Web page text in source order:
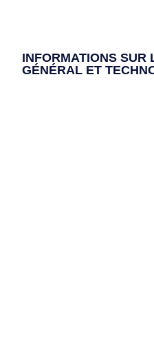
INFORMATIONS SUR
GÉNÉRAL ET